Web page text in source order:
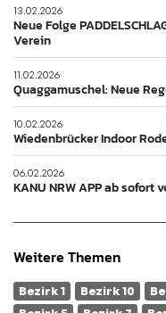
13.02.2026
Neue Folge
Verein
11.02.2026
Quaggamuschel: Neue
10.02.2026
Wiedenbrücker Indoor
06.02.2026
KANU NRW APP ab sofort
Weitere Themen
Bezirk 1 Bezirk 10